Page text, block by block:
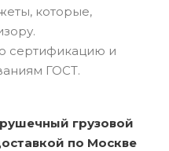
которые,
сертификацию и
ГОСТ.
грузовой
по Москве